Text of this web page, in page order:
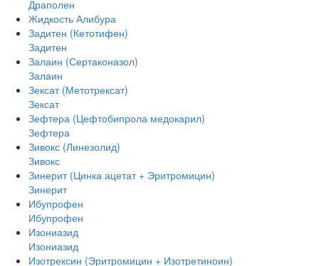
Драполен
Жидкость Алибура
Задитен (Кетотифен)
Задитен
Залаин (Сертаконазол)
Залаин
Зексат (Метотрексат)
Зексат
Зефтера (Цефтобипрола медокарил)
Зефтера
Зивокс (Линезолид)
Зивокс
Зинерит (Цинка ацетат + Эритромицин)
Зинерит
Ибупрофен
Ибупрофен
Изониазид
Изониазид
Изотрексин (Эритромицин + Изотретиноин)